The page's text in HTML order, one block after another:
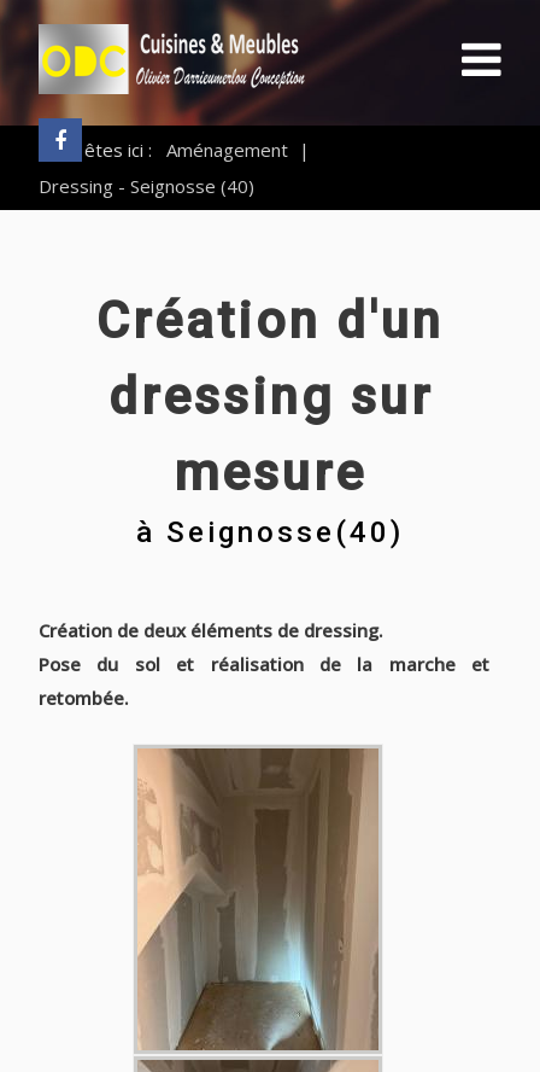
Vous êtes ici : Aménagement |
Dressing - Seignosse (40)
Création d'un
dressing sur
mesure
à Seignosse(40)
Création de deux éléments de dressing.
Pose du sol et réalisation de la marche et
retombée.